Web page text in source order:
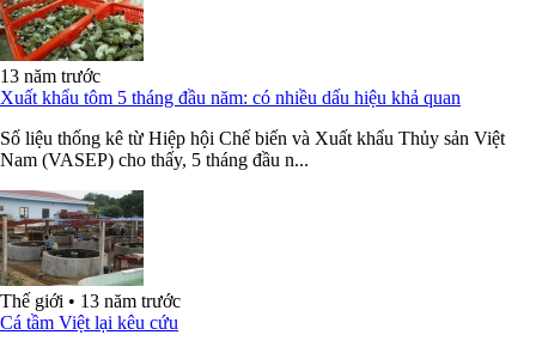
13 năm trước
Xuất khẩu tôm 5 tháng đầu năm: có nhiều dấu hiệu khả quan
Số liệu thống kê từ Hiệp hội Chế biến và Xuất khẩu Thủy sản Việt
Nam (VASEP) cho thấy, 5 tháng đầu n...
Thế giới • 13 năm trước
Cá tầm Việt lại kêu cứu